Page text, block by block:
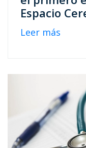
Espacio
Leer más